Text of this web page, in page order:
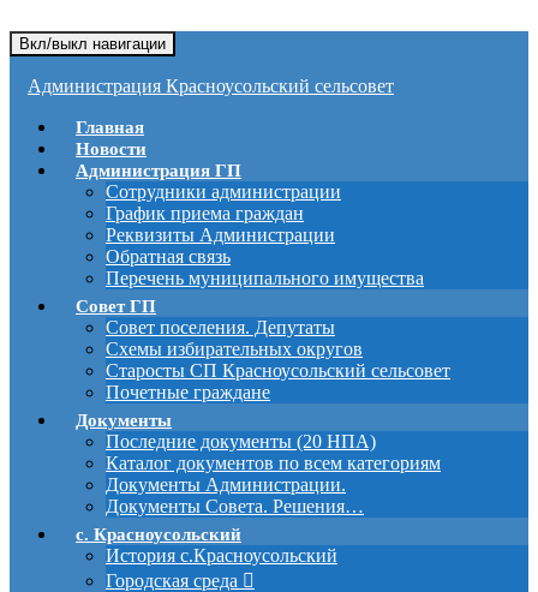
Вкл/выкл навигации
Администрация Красноусольский сельсовет
Главная
Новости
Администрация ГП
Сотрудники администрации
График приема граждан
Реквизиты Администрации
Обратная связь
Перечень муниципального имущества
Совет ГП
Совет поселения. Депутаты
Схемы избирательных округов
Старосты СП Красноусольский сельсовет
Почетные граждане
Документы
Последние документы (20 НПА)
Каталог документов по всем категориям
Документы Администрации.
Документы Совета. Решения…
с. Красноусольский
История с.Красноусольский
Городская среда